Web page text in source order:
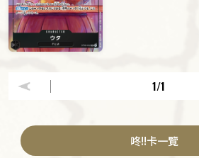
1/1
咚!!卡一覽